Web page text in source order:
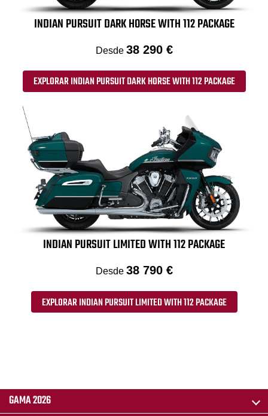
INDIAN PURSUIT DARK HORSE WITH 112 PACKAGE
Desde 38 290 €
EXPLORAR INDIAN PURSUIT DARK HORSE WITH 112 PACKAGE
INDIAN PURSUIT LIMITED WITH 112 PACKAGE
Desde 38 790 €
EXPLORAR INDIAN PURSUIT LIMITED WITH 112 PACKAGE
GAMA 2026